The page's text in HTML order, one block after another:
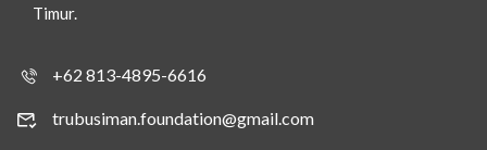
Timur.
+62 813-4895-6616
trubusiman.foundation@gmail.com